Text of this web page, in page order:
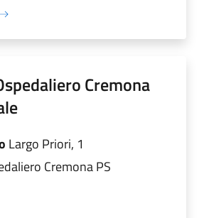
Cremona
Largo Priori, 1
Cremona PS